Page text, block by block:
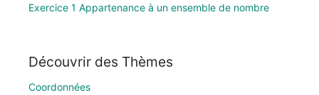
Exercice 1 Appartenance à un ensemble de nombre
Découvrir des Thèmes
Coordonnées